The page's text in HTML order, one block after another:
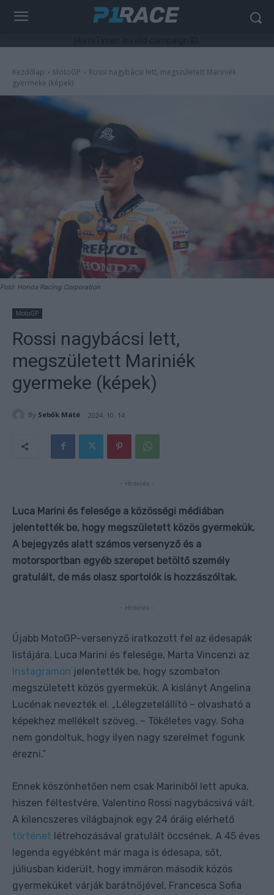
Kezdőlap MotoGP
Rossi nagybácsi lett, megszületett Mariniék
gyermeke (képek)
Fotó: Honda Racing Corporation
MotoGP
Rossi nagybácsi lett,
megszületett Mariniék
gyermeke (képek)
By Sebők Máté 2024. 10. 14.
- Hirdetés -
Luca Marini és felesége a közösségi médiában
jelentették be, hogy megszületett közös gyermekük.
A bejegyzés alatt számos versenyző és a
motorsportban egyéb szerepet betöltő személy
gratulált, de más olasz sportolók is hozzászóltak.
- Hirdetés -
Újabb MotoGP-versenyző iratkozott fel az édesapák
listájára. Luca Marini és felesége, Marta Vincenzi az
Instagramon jelentették be, hogy szombaton
megszületett közös gyermekük. A kislányt Angelina
Lucénak nevezték el. „Lélegzetelállító – olvasható a
képekhez mellékelt szöveg. – Tökéletes vagy. Soha
nem gondoltuk, hogy ilyen nagy szerelmet fogunk
érezni.”
Ennek köszönhetően nem csak Mariniből lett apuka,
hiszen féltestvére, Valentino Rossi nagybácsivá vált.
A kilencszeres világbajnok egy 24 óráig elérhető
történet létrehozásával gratulált öccsének. A 45 éves
legenda egyébként már maga is édesapa, sőt,
júliusban kiderült, hogy immáron második közös
gyermeküket várják barátnőjével, Francesca Sofia